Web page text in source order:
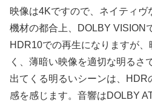
映像は4Kですので、ネイティヴ
機材の都合上、DOLBY VISION
HDR10での再生になりますが
く、薄暗い映像を適切な明るさ
出てくる明るいシーンは、HDR
感を感じます。音響はDOLBY